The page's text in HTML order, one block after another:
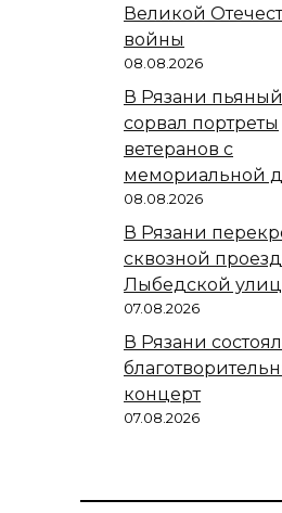
Великой
войны
08.08.2026
В Рязани
сорвал портреты
ветеранов с
мемориальной
08.08.2026
В Рязани
сквозной
Лыбедской
07.08.2026
В Рязани
концерт
07.08.2026